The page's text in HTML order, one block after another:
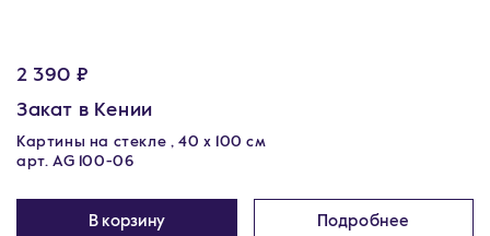
2 390 ₽
Закат в Кении
Картины на стекле , 40 x 100 см
арт. AG 100-06
В корзину Подробнее